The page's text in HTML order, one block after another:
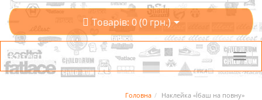
Товарів: 0 (0 грн.)
Категорії
Головна Наклейка «Їбаш на повну»